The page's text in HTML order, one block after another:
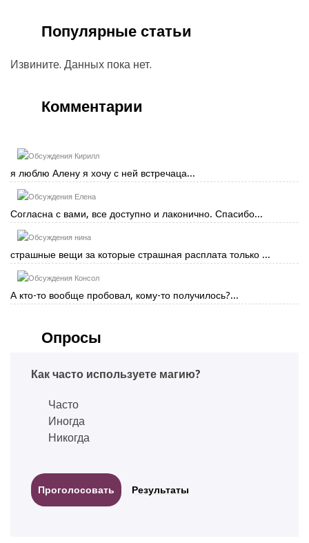
Популярные статьи
Извините. Данных пока нет.
Комментарии
Кирилл
я люблю Алену я хочу с ней встречаца...
Елена
Согласна с вами, все доступно и лаконично. Спасибо...
нина
страшные вещи за которые страшная расплата только ...
Консол
А кто-то вообще пробовал, кому-то получилось?...
Опросы
Как часто используете магию?
Часто
Иногда
Никогда
Результаты